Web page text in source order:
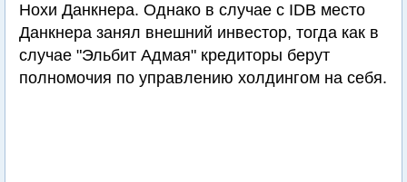
Нохи Данкнера. Однако в случае с IDB место
Данкнера занял внешний инвестор, тогда как в
случае "Эльбит Адмая" кредиторы берут
полномочия по управлению холдингом на себя.